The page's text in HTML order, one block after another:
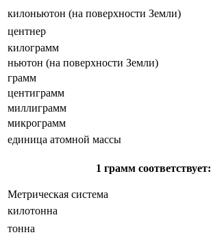
килоньютон (на поверхности Земли)
центнер
килограмм
ньютон (на поверхности Земли)
грамм
центиграмм
миллиграмм
микрограмм
единица атомной массы
1 грамм соответствует:
Метрическая система
килотонна
тонна